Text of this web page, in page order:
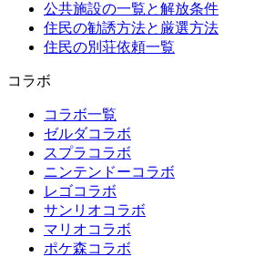
公共施設の一覧と解放条件
住民の勧誘方法と厳選方法
住民の別荘依頼一覧
コラボ
コラボ一覧
ゼルダコラボ
スプラコラボ
ニンテンドーコラボ
レゴコラボ
サンリオコラボ
マリオコラボ
ポケ森コラボ